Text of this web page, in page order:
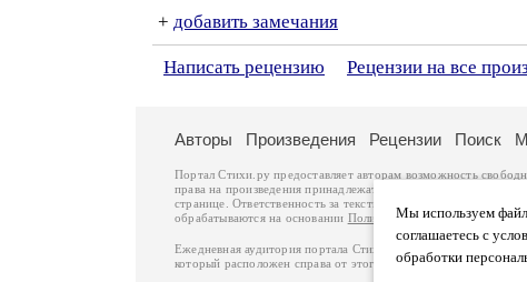
+ добавить замечания
Написать рецензию Рецензии на все
Мы используем
соглашаетесь с
обработки
Авторы Произведения Рецензии Поиск
Портал Стихи.ру предоставляет авторам возможность
права на произведения принадлежат авторам и охраняются
странице. Ответственность за тексты произведений авторы
обрабатываются на основании Политики обработки
Ежедневная аудитория портала Стихи.ру – порядка 200
который расположен справа от этого текста. В каждой графе